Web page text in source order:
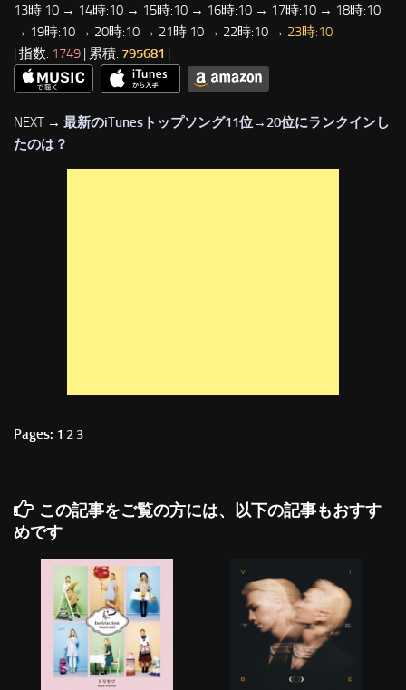
13時:10 → 14時:10 → 15時:10 → 16時:10 → 17時:10 → 18時:10
→ 19時:10 → 20時:10 → 21時:10 → 22時:10 → 23時:10
| 指数: 1749 | 累積: 795681 |
NEXT → 最新のiTunesトップソング11位→20位にランクインし
たのは？
Pages: 1 2 3
この記事をご覧の方には、以下の記事もおすす
めです